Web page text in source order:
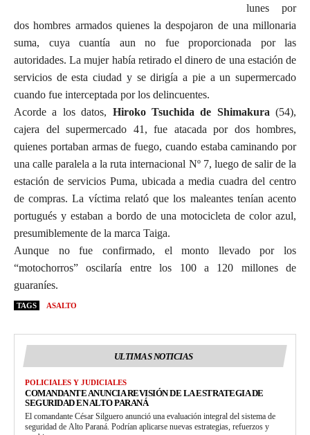
lunes por
dos hombres armados quienes la despojaron de una millonaria
suma, cuya cuantía aun no fue proporcionada por las
autoridades. La mujer había retirado el dinero de una estación de
servicios de esta ciudad y se dirigía a pie a un supermercado
cuando fue interceptada por los delincuentes.
Acorde a los datos, Hiroko Tsuchida de Shimakura (54),
cajera del supermercado 41, fue atacada por dos hombres,
quienes portaban armas de fuego, cuando estaba caminando por
una calle paralela a la ruta internacional Nº 7, luego de salir de la
estación de servicios Puma, ubicada a media cuadra del centro
de compras. La víctima relató que los maleantes tenían acento
portugués y estaban a bordo de una motocicleta de color azul,
presumiblemente de la marca Taiga.
Aunque no fue confirmado, el monto llevado por los
“motochorros” oscilaría entre los 100 a 120 millones de
guaraníes.
TAGS ASALTO
ULTIMAS NOTICIAS
POLICIALES Y JUDICIALES
COMANDANTE ANUNCIA REVISIÓN DE LA ESTRATEGIA DE
SEGURIDAD EN ALTO PARANÁ
El comandante César Silguero anunció una evaluación integral del sistema de
seguridad de Alto Paraná. Podrían aplicarse nuevas estrategias, refuerzos y